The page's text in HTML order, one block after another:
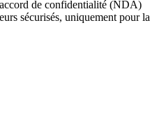
de confidentialité (NDA)
sécurisés, uniquement pour la